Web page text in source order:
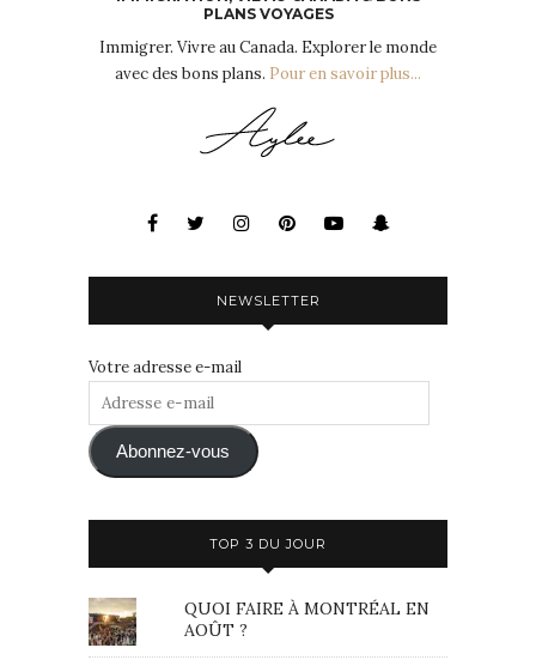
PLANS VOYAGES
Immigrer. Vivre au Canada. Explorer le monde
avec des bons plans. Pour en savoir plus...
NEWSLETTER
Votre adresse e-mail
Adresse
mail Abonnez-vous
TOP 3 DU JOUR
QUOI FAIRE À MONTRÉAL EN
AOÛT ?